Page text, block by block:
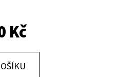
Kč